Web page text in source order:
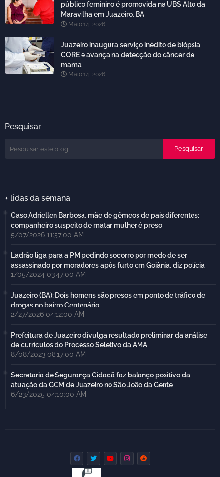
público feminino é promovida na UBS Alto da
Maravilha em Juazeiro, BA
Maio 14, 2026
Juazeiro inaugura serviço inédito de biópsia
CORE e avança na detecção do câncer de
mama
Maio 14, 2026
Pesquisar
+ lidas da semana
Caso Adriellen Barbosa, mãe de gêmeos de pais diferentes:
companheiro suspeito de matar mulher é preso
5/07/2026 11:57:00 AM
Ladrão liga para a PM pedindo socorro por medo de ser
assassinado por moradores após furto em Goiânia, diz polícia
1/05/2024 03:47:00 AM
Juazeiro (BA): Dois homens são presos em ponto de tráfico de
drogas no bairro Centenário
2/27/2026 04:12:00 AM
Prefeitura de Juazeiro divulga resultado preliminar da análise
de currículos do Processo Seletivo da AMA
8/08/2023 08:17:00 AM
Secretaria de Segurança Cidadã faz balanço positivo da
atuação da GCM de Juazeiro no São João da Gente
6/23/2025 04:10:00 AM